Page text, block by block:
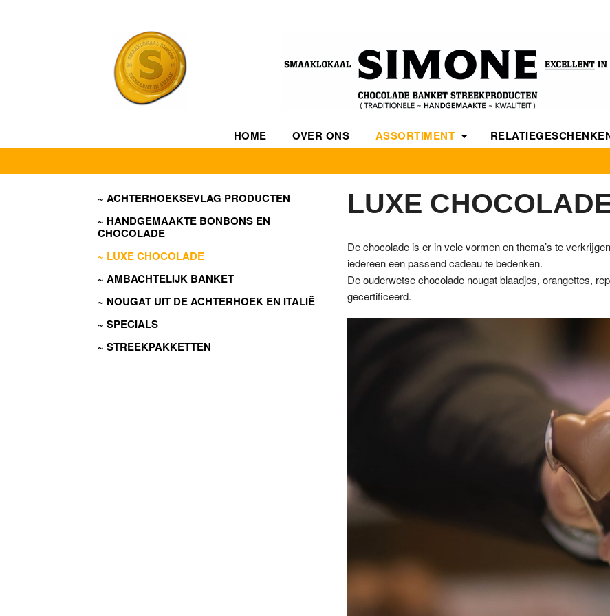
HOME OVER ONS
ASSORTIMENT
AMBACHTELIJK BANKET
SPECIALS
STREEKPAKKETTEN
ACHTERHOEKSEVLAG PRODUCTEN
HANDGEMAAKTE BONBONS EN
CHOCOLADE
LUXE CHOCOLADE
AMBACHTELIJK BANKET
NOUGAT UIT DE ACHTERHOEK EN ITALIË
SPECIALS
STREEKPAKKETTEN
LUXE
De chocolade is er in vele vormen en thema’s te
iedereen een passend cadeau te bedenken.
De ouderwetse chocolade nougat blaadjes, orangettes,
gecertificeerd.